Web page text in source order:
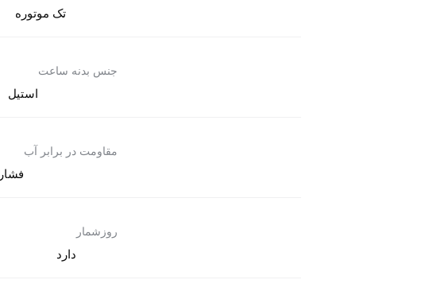
تک موتوره
جنس بدنه ساعت
استیل
مقاومت در برابر آب
فشار 3 اتمسفر (در حد پاشیدگی آب)
روزشمار
دارد